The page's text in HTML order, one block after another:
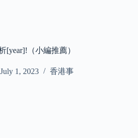
[year]!（小編推薦）
July 1, 2023 香港事